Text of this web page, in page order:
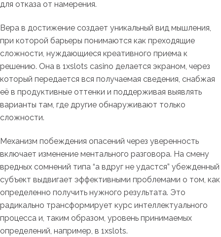
для отказа от намерения.
Вера в достижение создает уникальный вид мышления,
при которой барьеры понимаются как преходящие
сложности, нуждающиеся креативного приема к
решению. Она в 1xslots casino делается экраном, через
который передается вся получаемая сведения, снабжая
её в продуктивные оттенки и поддерживая выявлять
варианты там, где другие обнаруживают только
сложности.
Механизм побеждения опасений через уверенность
включает изменение ментального разговора. На смену
вредных сомнений типа “а вдруг не удастся” убежденный
субъект выдвигает эффективными проблемами о том, как
определенно получить нужного результата. Это
радикально трансформирует курс интеллектуального
процесса и, таким образом, уровень принимаемых
определений, например, в 1xslots.